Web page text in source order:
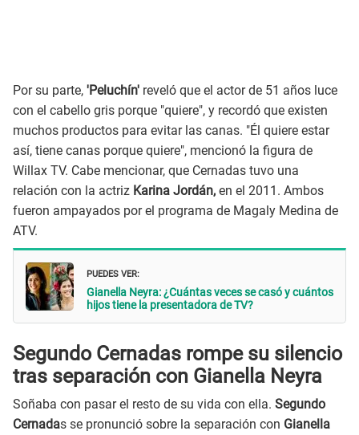
Por su parte, 'Peluchín' reveló que el actor de 51 años luce
con el cabello gris porque "quiere", y recordó que existen
muchos productos para evitar las canas. "Él quiere estar
así, tiene canas porque quiere", mencionó la figura de
Willax TV. Cabe mencionar, que Cernadas tuvo una
relación con la actriz Karina Jordán, en el 2011. Ambos
fueron ampayados por el programa de Magaly Medina de
ATV.
PUEDES VER:
Gianella Neyra: ¿Cuántas veces se casó y cuántos
hijos tiene la presentadora de TV?
Segundo Cernadas rompe su silencio
tras separación con Gianella Neyra
Soñaba con pasar el resto de su vida con ella. Segundo
Cernadas se pronunció sobre la separación con Gianella